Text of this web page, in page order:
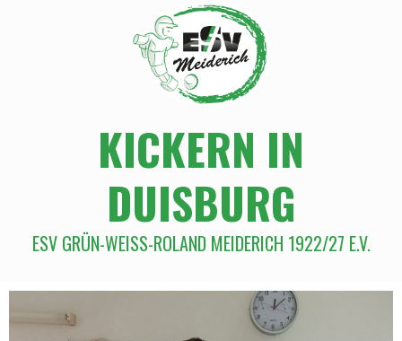
KICKERN IN
DUISBURG
ESV GRÜN-WEISS-ROLAND MEIDERICH 1922/27 E.V.